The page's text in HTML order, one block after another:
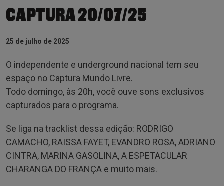
CAPTURA 20/07/25
25 de julho de 2025
O independente e underground nacional tem seu
espaço no Captura Mundo Livre.
Todo domingo, às 20h, você ouve sons exclusivos
capturados para o programa.
Se liga na tracklist dessa edição: RODRIGO
CAMACHO, RAISSA FAYET, EVANDRO ROSA, ADRIANO
CINTRA, MARINA GASOLINA, A ESPETACULAR
CHARANGA DO FRANÇA e muito mais.